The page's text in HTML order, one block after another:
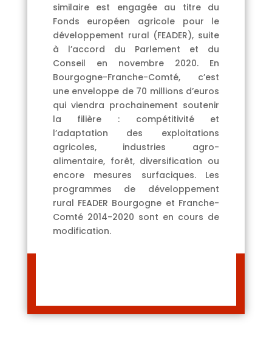
similaire est engagée au titre du
Fonds européen agricole pour le
développement rural (FEADER), suite
à l’accord du Parlement et du
Conseil en novembre 2020. En
Bourgogne-Franche-Comté, c’est
une enveloppe de 70 millions d’euros
qui viendra prochainement soutenir
la filière : compétitivité et
l’adaptation des exploitations
agricoles, industries agro-
alimentaire, forêt, diversification ou
encore mesures surfaciques. Les
programmes de développement
rural FEADER Bourgogne et Franche-
Comté 2014-2020 sont en cours de
modification.